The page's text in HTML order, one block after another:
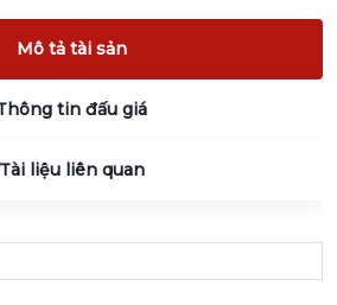
Mô tả tài sản
tin đấu giá
Tài liệu liên quan